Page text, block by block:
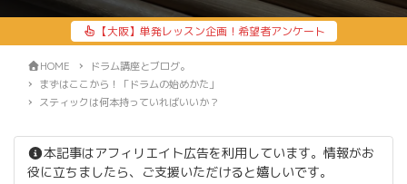
【大阪】単発レッスン企画！希望者アンケート
HOME
ドラム講座とブログ。
まずはここから！「ドラムの始めかた」
スティックは何本持っていればいいか？
本記事はアフィリエイト広告を利用しています。情報がお
役に立ちましたら、ご支援いただけると嬉しいです。